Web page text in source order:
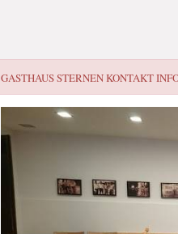
GASTHAUS STERNENKONTAKT